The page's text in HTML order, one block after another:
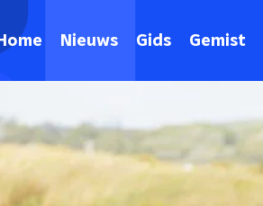
Nieuws Gids Gemist